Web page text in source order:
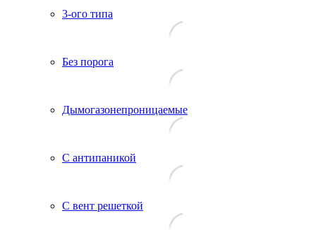
3-ого типа
Без порога
Дымогазонепроницаемые
С антипаникой
С вент решеткой